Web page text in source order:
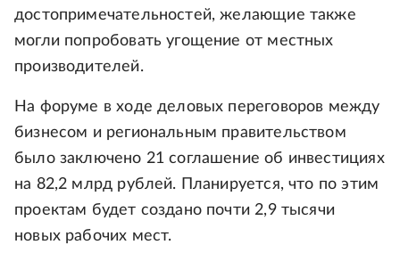
достопримечательностей, желающие также
могли попробовать угощение от местных
производителей.
На форуме в ходе деловых переговоров между
бизнесом и региональным правительством
было заключено 21 соглашение об инвестициях
на 82,2 млрд рублей. Планируется, что по этим
проектам будет создано почти 2,9 тысячи
новых рабочих мест.